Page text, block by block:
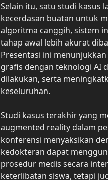
Selain itu, satu studi kasus
kecerdasan buatan untuk
algoritma canggih, sistem
tahap awal lebih akurat
Presentasi ini
grafis dengan teknologi AI
dilakukan, serta
keseluruhan.
Studi kasus terakhir yang
augmented reality dalam
konferensi menyaksikan
kedokteran dapat
prosedur medis secara
keterlibatan siswa, tetapi